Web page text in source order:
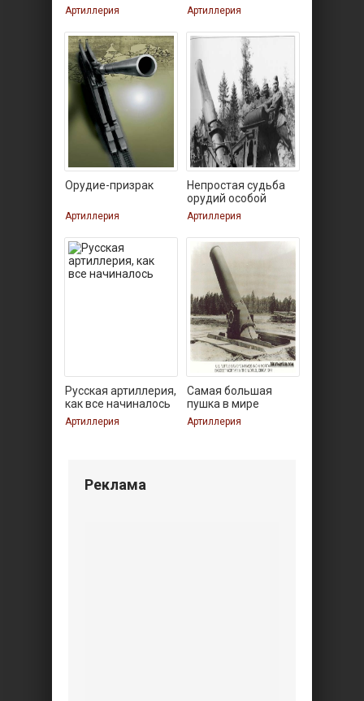
Артиллерия Артиллерия
Орудие-призрак
Артиллерия
Непростая судьба
орудий особой
мощности
Артиллерия
Русская артиллерия,
как все начиналось
Артиллерия
Самая большая
пушка в мире
Артиллерия
Реклама